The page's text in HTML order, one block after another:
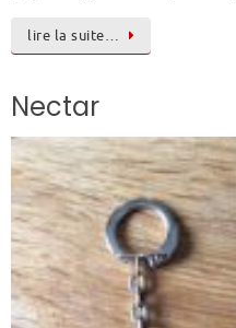
lire la suite…
Nectar